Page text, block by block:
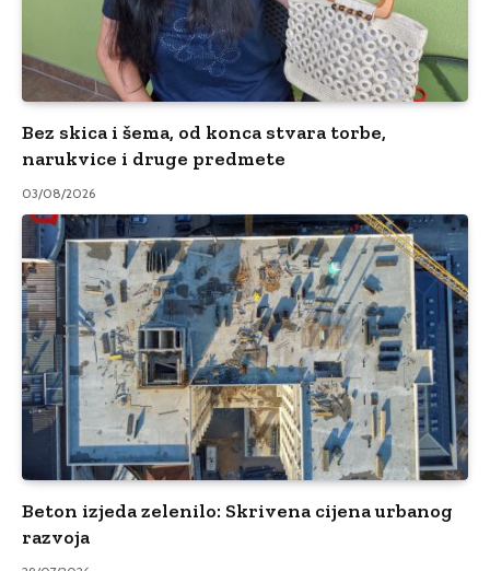
Bez skica i šema, od konca stvara torbe,
narukvice i druge predmete
03/08/2026
Beton izjeda zelenilo: Skrivena cijena urbanog
razvoja